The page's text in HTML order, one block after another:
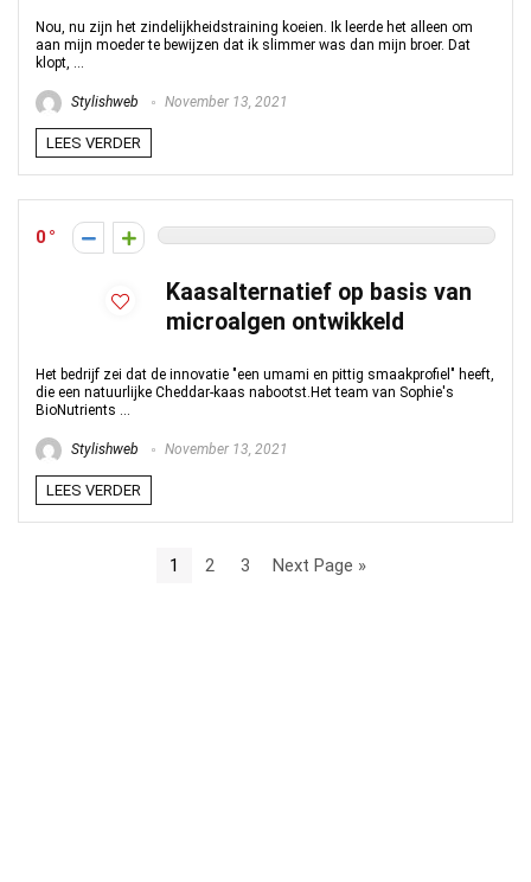
Nou, nu zijn het zindelijkheidstraining koeien. Ik leerde het alleen om
aan mijn moeder te bewijzen dat ik slimmer was dan mijn broer. Dat
klopt, ...
Stylishweb November 13, 2021
LEES VERDER
0
Kaasalternatief op basis van
microalgen ontwikkeld
Het bedrijf zei dat de innovatie "een umami en pittig smaakprofiel" heeft,
die een natuurlijke Cheddar-kaas nabootst.Het team van Sophie's
BioNutrients ...
Stylishweb November 13, 2021
LEES VERDER
1 2 3 Next Page »